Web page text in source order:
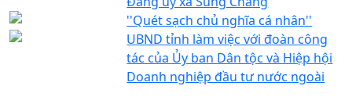
''Quét sạch chủ nghĩa cá nhân''
UBND tỉnh làm việc với đoàn công
tác của Ủy ban Dân tộc và Hiệp hội
Doanh nghiệp đầu tư nước ngoài